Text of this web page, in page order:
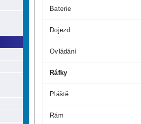
Baterie
Dojezd
Ovládání
Ráfky
Pláště
Rám